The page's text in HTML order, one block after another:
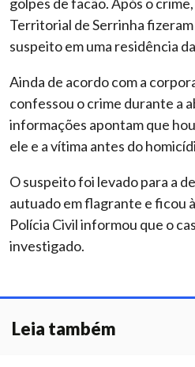
Territorial de Serrinha
suspeito em uma residência
Ainda de acordo com a
confessou o crime durante a
informações apontam que
ele e a vítima antes do
O suspeito foi levado para a
autuado em flagrante e ficou
Polícia Civil informou que o
investigado.
Leia também